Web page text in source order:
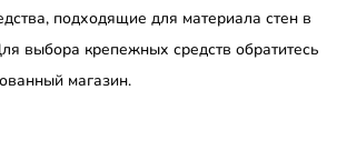
подходящие для материала стен в
выбора крепежных средств обратитесь
магазин.